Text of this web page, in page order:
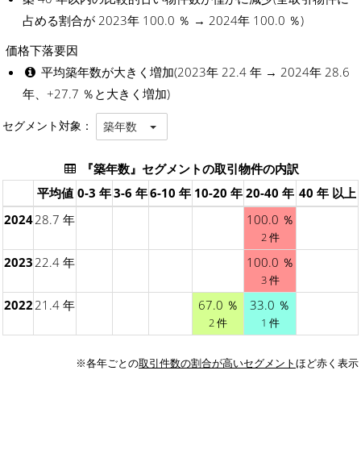
占める割合が 2023年 100.0 ％ → 2024年 100.0 ％)
価格下落要因
平均築年数が大きく増加(2023年 22.4 年 → 2024年 28.6
年、+27.7 ％と大きく増加)
セグメント対象： 築年数
『築年数』セグメントの取引物件の内訳
平均値 0-3 年3-6 年6-10 年 10-20 年 20-40 年 40 年 以上
202428.7 年 100.0 ％
2 件
2023 22.4 年 100.0 ％
3 件
2022 21.4 年 67.0 ％
2 件
33.0 ％
1 件
※各年ごとの取引件数の割合が高いセグメントほど赤く表示